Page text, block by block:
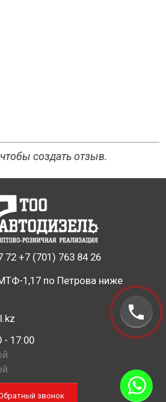
создать отзыв.
72 +7 (701) 763 84 26
1,17 по Петрова ниже
- 17:00
звонок